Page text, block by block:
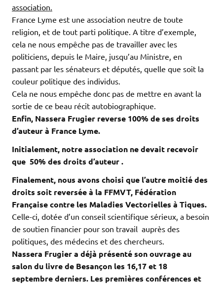
association.
France Lyme est une association neutre de toute
religion, et de tout parti politique. A titre d’exemple,
cela ne nous empêche pas de travailler avec les
politiciens, depuis le Maire, jusqu’au Ministre, en
passant par les sénateurs et députés, quelle que soit la
couleur politique des individus.
Cela ne nous empêche donc pas de mettre en avant la
sortie de ce beau récit autobiographique.
Enfin, Nassera Frugier reverse 100% de ses droits
d’auteur à France Lyme.
Initialement, notre association ne devait recevoir
que 50% des droits d’auteur .
Finalement, nous avons choisi que l’autre moitié des
droits soit reversée à la FFMVT, Fédération
Française contre les Maladies Vectorielles à Tiques.
Celle-ci, dotée d’un conseil scientifique sérieux, a besoin
de soutien financier pour son travail auprès des
politiques, des médecins et des chercheurs.
Nassera Frugier a déjà présenté son ouvrage au
salon du livre de Besançon les 16,17 et 18
septembre derniers. Les premières conférences et